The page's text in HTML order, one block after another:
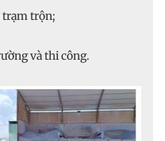
trạm trộn;
và thi công.